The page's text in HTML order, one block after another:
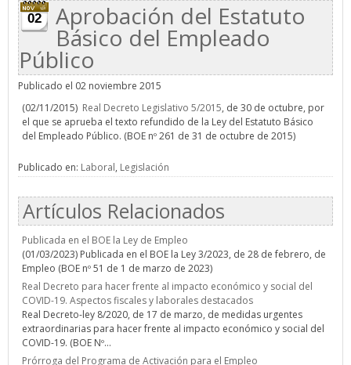
02 Aprobación del Estatuto
Básico del Empleado
Público
Publicado el 02 noviembre 2015
(02/11/2015) Real Decreto Legislativo 5/2015, de 30 de octubre, por
el que se aprueba el texto refundido de la Ley del Estatuto Básico
del Empleado Público. (BOE nº 261 de 31 de octubre de 2015)
Publicado en: Laboral, Legislación
Artículos Relacionados
Publicada en el BOE la Ley de Empleo
(01/03/2023) Publicada en el BOE la Ley 3/2023, de 28 de febrero, de
Empleo (BOE nº 51 de 1 de marzo de 2023)
Real Decreto para hacer frente al impacto económico y social del
COVID-19. Aspectos fiscales y laborales destacados
Real Decreto-ley 8/2020, de 17 de marzo, de medidas urgentes
extraordinarias para hacer frente al impacto económico y social del
COVID-19. (BOE Nº...
Prórroga del Programa de Activación para el Empleo